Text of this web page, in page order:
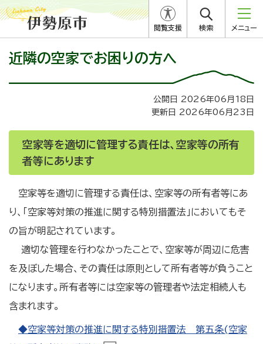
閲覧支援 検索 メニュー
近隣の空家でお困りの方へ
公開日 2026年06月18日
更新日 2026年06月23日
空家等を適切に管理する責任は、空家等の所有
者等にあります
空家等を適切に管理する責任は、空家等の所有者等にあ
り、「空家等対策の推進に関する特別措置法」においてもそ
の旨が明記されています。
適切な管理を行わなかったことで、空家等が周辺に危害
を及ぼした場合、その責任は原則として所有者等が負うこと
になります。所有者等には空家等の管理者や法定相続人も
含まれます。
◆空家等対策の推進に関する特別措置法 第五条(空家